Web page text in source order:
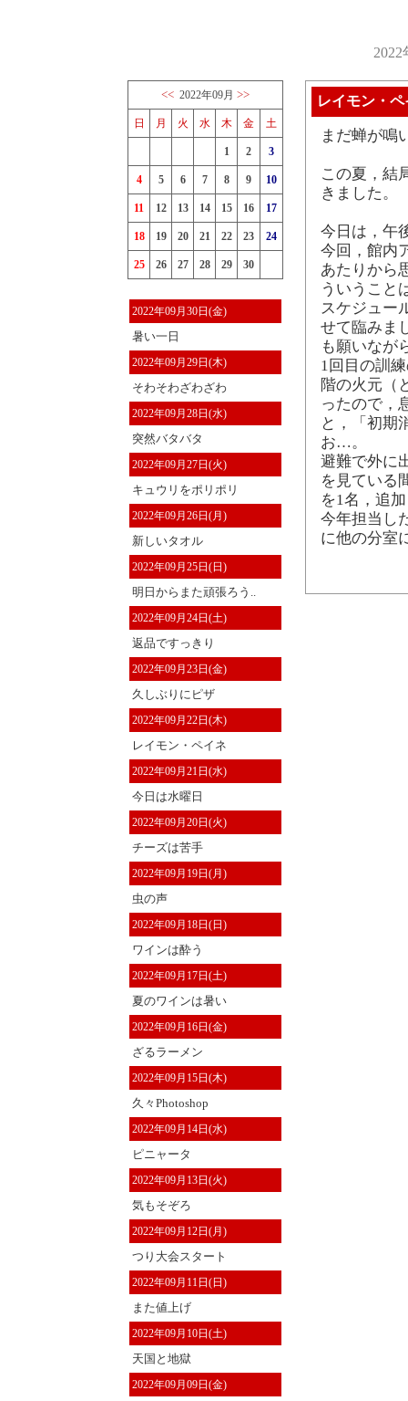
<< 2022年09月 >>
日 月 火 水 木 金 土
1 2 3
4 5 6 7 8 9 10
11 12 13 14 15 16 17
18 19 20 21 22 23 24
25 26 27 28 29 30
2022年09月30日(金)
暑い一日
2022年09月29日(木)
そわそわざわざわ
2022年09月28日(水)
突然バタバタ
2022年09月27日(火)
キュウリをポリポリ
2022年09月26日(月)
新しいタオル
2022年09月25日(日)
明日からまた頑張ろう..
2022年09月24日(土)
返品ですっきり
2022年09月23日(金)
久しぶりにピザ
2022年09月22日(木)
レイモン・ペイネ
2022年09月21日(水)
今日は水曜日
2022年09月20日(火)
チーズは苦手
2022年09月19日(月)
虫の声
2022年09月18日(日)
ワインは酔う
2022年09月17日(土)
夏のワインは暑い
2022年09月16日(金)
ざるラーメン
2022年09月15日(木)
久々Photoshop
2022年09月14日(水)
ピニャータ
2022年09月13日(火)
気もそぞろ
2022年09月12日(月)
つり大会スタート
2022年09月11日(日)
また値上げ
2022年09月10日(土)
天国と地獄
2022年09月09日(金)
レイモン・ペ
まだ蝉が鳴
この夏，結
きました。
今日は，午
今回，館内
あたりから
ういうこと
スケジュー
せて臨みま
も願いなが
1回目の訓
階の火元（
ったので，
と，「初期
お…。
避難で外に
を見ている
を1名，追
今年担当し
に他の分室